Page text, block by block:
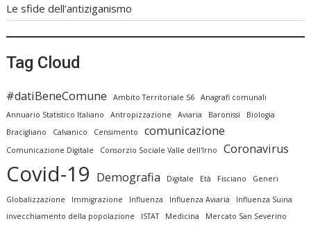
Le sfide dell’antiziganismo
Tag Cloud
#datiBeneComune Ambito Territoriale S6
Anagrafi comunali
Annuario Statistico Italiano
Antropizzazione Aviaria Baronissi
Biologia
Bracigliano
Calvanico Censimento comunicazione
Comunicazione Digitale Consorzio Sociale Valle dell'Irno Coronavirus
Covid-19 Demografia Digitale Età Fisciano Generi
Globalizzazione Immigrazione Influenza Influenza Aviaria
Influenza Suina
invecchiamento della popolazione
ISTAT Medicina Mercato San Severino